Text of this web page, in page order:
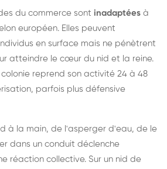
du commerce sont inadaptées à
européen. Elles peuvent
en surface mais ne pénètrent
atteindre le cœur du nid et la reine.
reprend son activité 24 à 48
parfois plus défensive
à la main, de l'asperger d'eau, de le
dans un conduit déclenche
réaction collective. Sur un nid de